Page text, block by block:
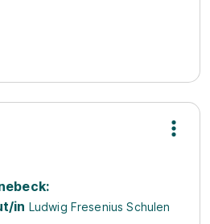
in Ludwig Fresenius Schulen